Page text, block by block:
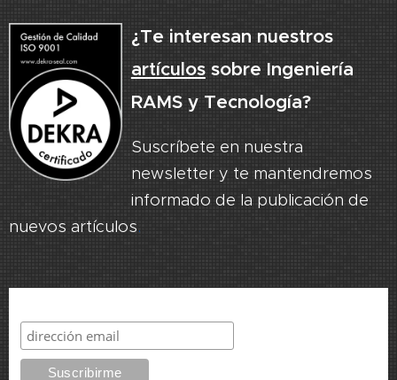
¿Te interesan nuestros
artículossobre Ingeniería
RAMS y Tecnología?
Suscríbete en nuestra
newsletter y te mantendremos
informado de la publicación de
nuevos artículos.